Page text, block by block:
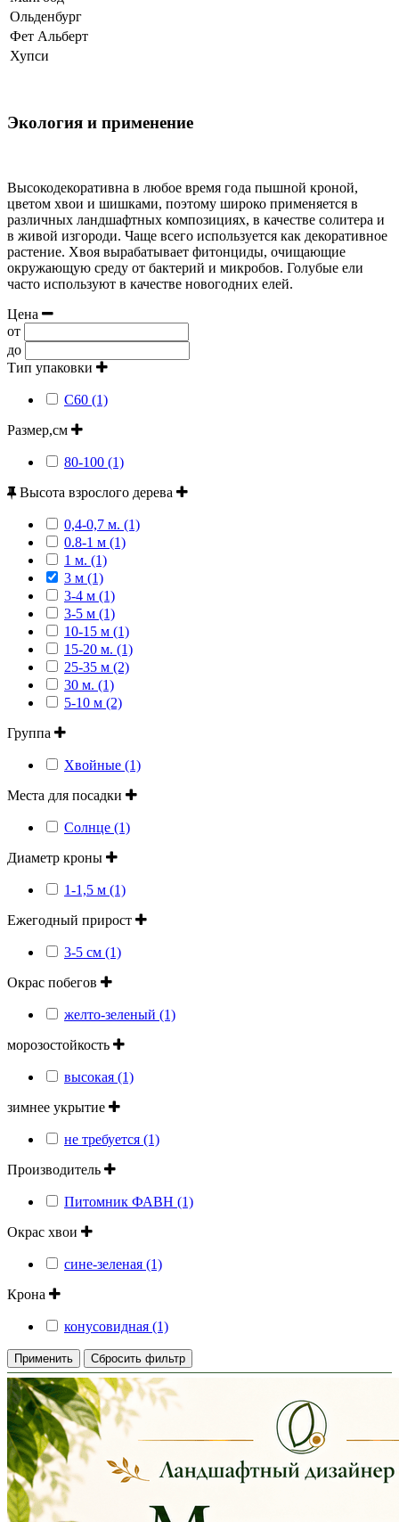
Ольденбург
Фет Альберт
Хупси
Экология и применение
Высокодекоративна в любое время года пышной кроной,
цветом хвои и шишками, поэтому широко применяется в
различных ландшафтных композициях, в качестве солитера и
в живой изгороди. Чаще всего используется как декоративное
растение. Хвоя вырабатывает фитонциды, очищающие
окружающую среду от бактерий и микробов. Голубые ели
часто используют в качестве новогодних елей.
Цена
от
до
Тип упаковки
С60 (1)
Размер,см
80-100 (1)
Высота взрослого дерева
0,4-0,7 м. (1)
0.8-1 м (1)
1 м. (1)
3 м (1)
3-4 м (1)
3-5 м (1)
10-15 м (1)
15-20 м. (1)
25-35 м (2)
30 м. (1)
5-10 м (2)
Группа
Хвойные (1)
Места для посадки
Солнце (1)
Диаметр кроны
1-1,5 м (1)
Ежегодный прирост
3-5 см (1)
Окрас побегов
желто-зеленый (1)
морозостойкость
высокая (1)
зимнее укрытие
не требуется (1)
Производитель
Питомник ФАВН (1)
Окрас хвои
сине-зеленая (1)
Крона
конусовидная (1)
Применить Сбросить фильтр